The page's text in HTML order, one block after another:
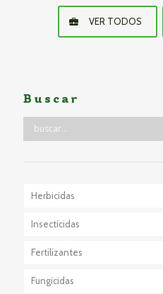
VER TODOS
Buscar
Herbicidas
Insecticidas
Fertilizantes
Fungicidas